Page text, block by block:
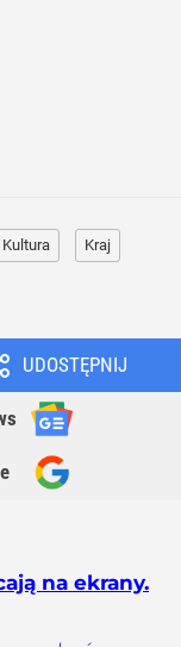
Kultura Kraj
UDOSTĘPNIJ
na ekrany.